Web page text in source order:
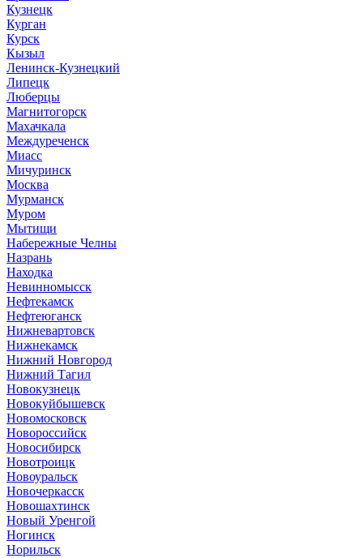
Кузнецк
Курган
Курск
Кызыл
Ленинск-Кузнецкий
Липецк
Люберцы
Магнитогорск
Махачкала
Междуреченск
Миасс
Мичуринск
Москва
Мурманск
Муром
Мытищи
Набережные Челны
Назрань
Находка
Невинномысск
Нефтекамск
Нефтеюганск
Нижневартовск
Нижнекамск
Нижний Новгород
Нижний Тагил
Новокузнецк
Новокуйбышевск
Новомосковск
Новороссийск
Новосибирск
Новотроицк
Новоуральск
Новочеркасск
Новошахтинск
Новый Уренгой
Ногинск
Норильск